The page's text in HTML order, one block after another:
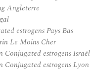
Angleterre
estrogens Pays Bas
Le Moins Cher
estrogens Israël
estrogens Lyon